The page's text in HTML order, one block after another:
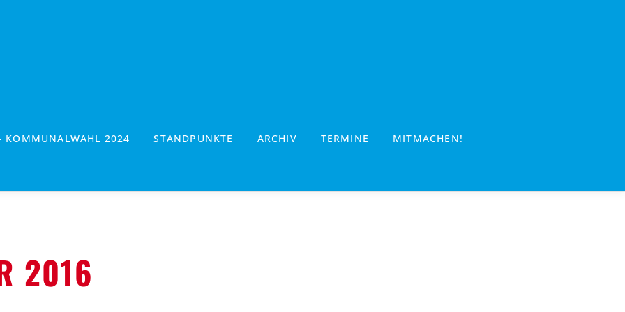
KOMMUNALWAHL 2024 STANDPUNKTE ARCHIV TERMINE MITMACHEN!
2016